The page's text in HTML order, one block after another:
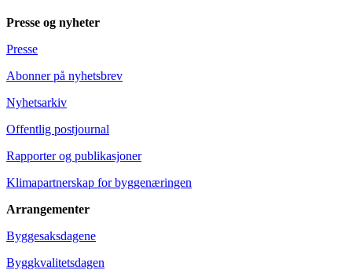
Presse og nyheter
Presse
Abonner på nyhetsbrev
Nyhetsarkiv
Offentlig postjournal
Rapporter og publikasjoner
Klimapartnerskap for byggenæringen
Arrangementer
Byggesaksdagene
Byggkvalitetsdagen